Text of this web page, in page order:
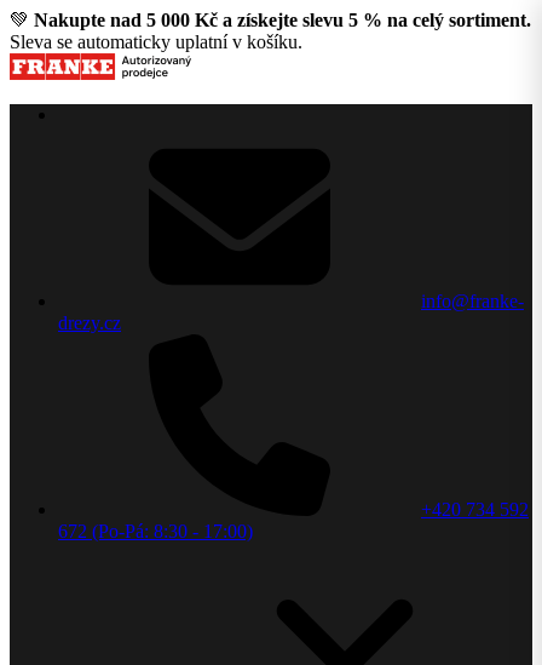
💚 Nakupte nad 5 000 Kč a získejte slevu 5 % na celý sortiment.
Sleva se automaticky uplatní v košíku.
info@franke-
drezy.cz
+420 734 592
672 (Po-Pá: 8:30 - 17:00)